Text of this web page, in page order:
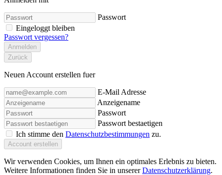
Passwort
Eingeloggt bleiben
Passwort vergessen?
Anmelden
Zurück
Neuen Account erstellen fuer
E-Mail Adresse
Anzeigename
Passwort
Passwort bestaetigen
Ich stimme den Datenschutzbestimmungen zu.
Account erstellen
Wir verwenden Cookies, um Ihnen ein optimales Erlebnis zu bieten.
Weitere Informationen finden Sie in unsererDatenschutzerklärung.